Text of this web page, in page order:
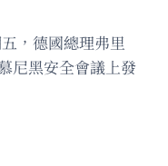
，德國總理弗里
尼黑安全會議上發